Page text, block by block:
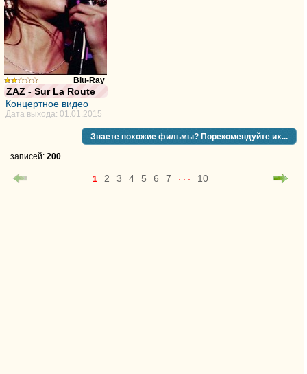
Blu-Ray
недостаточно
голосов
ZAZ - Sur La Route
Концертное видео
Дата выхода: 01.01.2015
Знаете похожие фильмы? Порекомендуйте их...
записей: 200.
1 2 3 4 5 6 7 · · · 10